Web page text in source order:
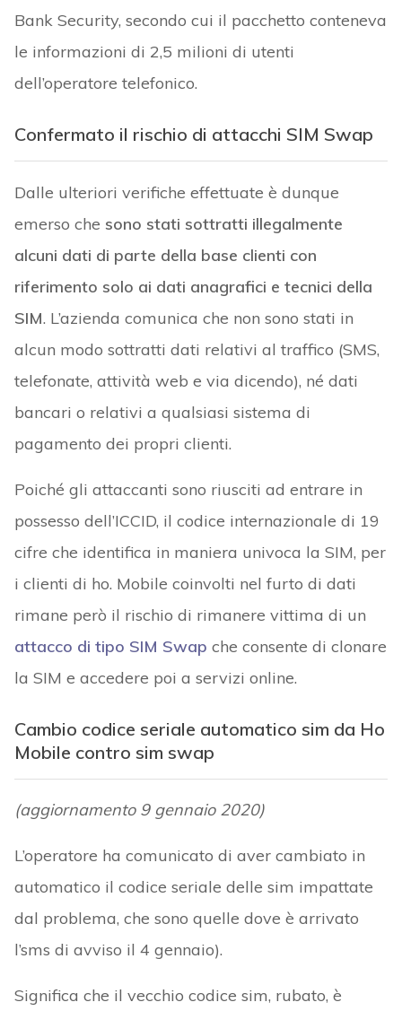
Bank Security, secondo cui il pacchetto conteneva
le informazioni di 2,5 milioni di utenti
dell’operatore telefonico.
Confermato il rischio di attacchi SIM Swap
Dalle ulteriori verifiche effettuate è dunque
emerso che sono stati sottratti illegalmente
alcuni dati di parte della base clienti con
riferimento solo ai dati anagrafici e tecnici della
SIM. L’azienda comunica che non sono stati in
alcun modo sottratti dati relativi al traffico (SMS,
telefonate, attività web e via dicendo), né dati
bancari o relativi a qualsiasi sistema di
pagamento dei propri clienti.
Poiché gli attaccanti sono riusciti ad entrare in
possesso dell’ICCID, il codice internazionale di 19
cifre che identifica in maniera univoca la SIM, per
i clienti di ho. Mobile coinvolti nel furto di dati
rimane però il rischio di rimanere vittima di un
attacco di tipo SIM Swap che consente di clonare
la SIM e accedere poi a servizi online.
Cambio codice seriale automatico sim da Ho
Mobile contro sim swap
(aggiornamento 9 gennaio 2020)
L’operatore ha comunicato di aver cambiato in
automatico il codice seriale delle sim impattate
dal problema, che sono quelle dove è arrivato
l’sms di avviso il 4 gennaio).
Significa che il vecchio codice sim, rubato, è